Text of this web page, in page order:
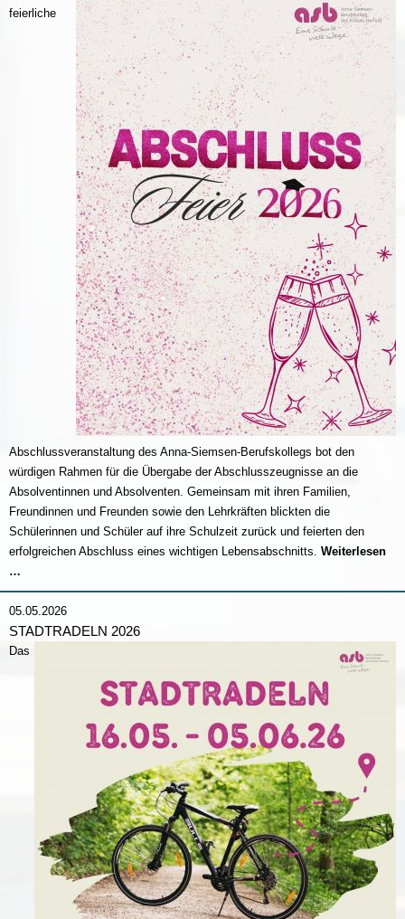
feierliche
Abschlussveranstaltung des Anna-Siemsen-Berufskollegs bot den
würdigen Rahmen für die Übergabe der Abschlusszeugnisse an die
Absolventinnen und Absolventen. Gemeinsam mit ihren Familien,
Freundinnen und Freunden sowie den Lehrkräften blickten die
Schülerinnen und Schüler auf ihre Schulzeit zurück und feierten den
erfolgreichen Abschluss eines wichtigen Lebensabschnitts. Weiterlesen
…
2026
05.05.2026
STADTRADELN 2026
Das